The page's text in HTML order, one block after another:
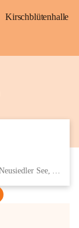
Kirschblütenhalle
Eisenstädter Straße 18, 7091 Breitenbrunn am Neusiedler See, AUT